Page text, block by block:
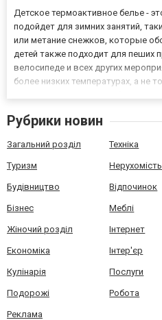
Детское термоактивное белье -
подойдет для зимних занятий,
или метание снежков, которые
детей также подходит для пеших
велосипеде и всех других
более низких температурах, а не
Рубрики новин
Загальний розділ Техніка
Туризм Нерухомість
Будівництво Відпочинок
Бізнес Меблі
Жіночий розділ Інтернет
Економіка Інтер'єр
Кулінарія Послуги
Подорожі Робота
Реклама